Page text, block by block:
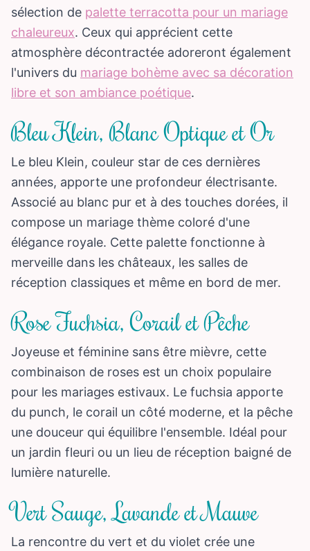
sélection de palette terracotta pour un mariage
chaleureux. Ceux qui apprécient cette
atmosphère décontractée adoreront également
l'univers du mariage bohème avec sa décoration
libre et son ambiance poétique.
Bleu Klein, Blanc Optique et Or
Le bleu Klein, couleur star de ces dernières
années, apporte une profondeur électrisante.
Associé au blanc pur et à des touches dorées, il
compose un mariage thème coloré d'une
élégance royale. Cette palette fonctionne à
merveille dans les châteaux, les salles de
réception classiques et même en bord de mer.
Rose Fuchsia, Corail et Pêche
Joyeuse et féminine sans être mièvre, cette
combinaison de roses est un choix populaire
pour les mariages estivaux. Le fuchsia apporte
du punch, le corail un côté moderne, et la pêche
une douceur qui équilibre l'ensemble. Idéal pour
un jardin fleuri ou un lieu de réception baigné de
lumière naturelle.
Vert Sauge, Lavande et Mauve
La rencontre du vert et du violet crée une